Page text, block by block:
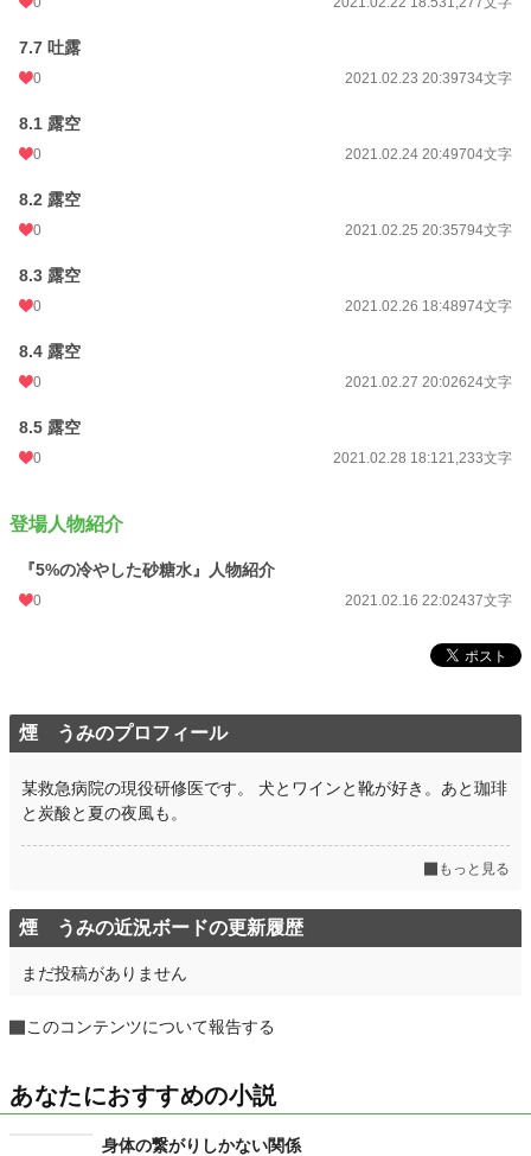
7.7 吐露
0 2021.02.23 20:39734文字
8.1 露空
0 2021.02.24 20:49704文字
8.2 露空
0 2021.02.25 20:35794文字
8.3 露空
0 2021.02.26 18:48974文字
8.4 露空
0 2021.02.27 20:02624文字
8.5 露空
0 2021.02.28 18:121,233文字
登場人物紹介
『5%の冷やした砂糖水』人物紹介
0 2021.02.16 22:02437文字
煙 うみのプロフィール
某救急病院の現役研修医です。 犬とワインと靴が好き。あと珈琲
と炭酸と夏の夜風も。
もっと見る
煙 うみの近況ボードの更新履歴
まだ投稿がありません
このコンテンツについて報告する
あなたにおすすめの小説
身体の繋がりしかない関係